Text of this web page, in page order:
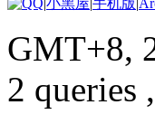
|小黑屋|手机版|
GMT+8,
2 queries